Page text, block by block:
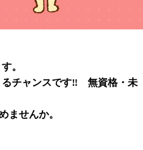
。
るチャンスです‼ 無資格・未
ませんか。